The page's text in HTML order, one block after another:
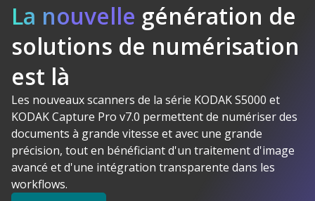
La nouvelle génération de
solutions de numérisation
est là
Les nouveaux scanners de la série KODAK S5000 et
KODAK Capture Pro v7.0 permettent de numériser des
documents à grande vitesse et avec une grande
précision, tout en bénéficiant d'un traitement d'image
avancé et d'une intégration transparente dans les
workflows.
Logiciel
Makes Sense
Découvrez nos Logiciels
Découvrez nos Scanners